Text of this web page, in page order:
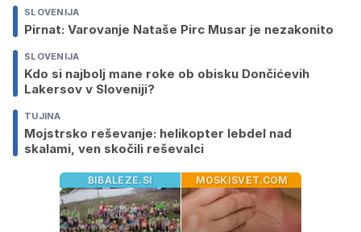
SLOVENIJA
Pirnat: Varovanje Nataše Pirc Musar je nezakonito
SLOVENIJA
Kdo si najbolj mane roke ob obisku Dončićevih
Lakersov v Sloveniji?
TUJINA
Mojstrsko reševanje: helikopter lebdel nad
skalami, ven skočili reševalci
BIBALEZE.SI MOSKISVET.COM